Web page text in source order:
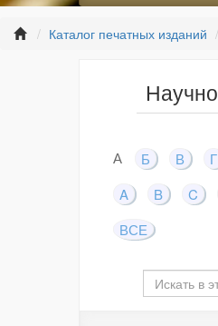
Каталог печатных изданий
А Б В Г
A
B C
ВСЕ